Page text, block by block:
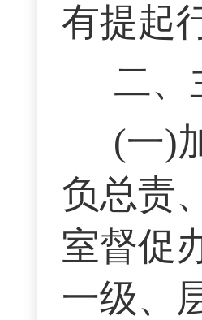
有提起
二、
(一)
负总责
室督促
一级、